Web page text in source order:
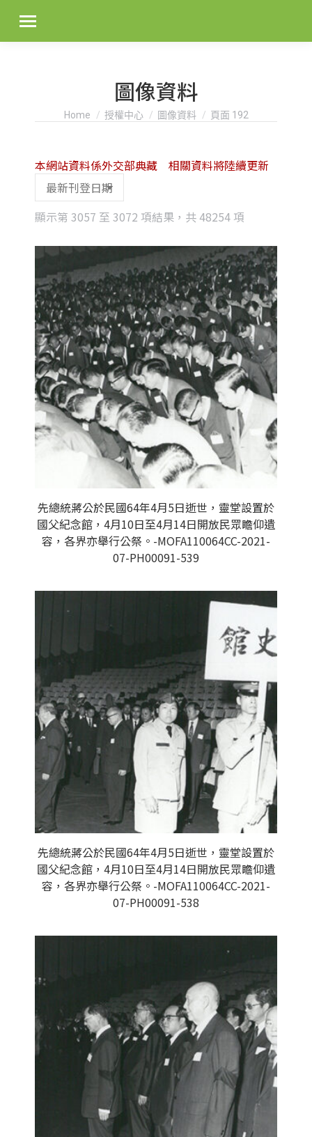
圖像資料
You are here:
Home 授權中心 圖像資料 頁面 192
顯示第 3057 至 3072 項結果，共 48254 項
latest
本網站資料係外交部典藏 相關資料將陸續更新
先總統蔣公於民國64年4月5日逝世，靈堂設置於
國父紀念館，4月10日至4月14日開放民眾瞻仰遺
容，各界亦舉行公祭。-MOFA110064CC-2021-
07-PH00091-539
先總統蔣公於民國64年4月5日逝世，靈堂設置於
國父紀念館，4月10日至4月14日開放民眾瞻仰遺
容，各界亦舉行公祭。-MOFA110064CC-2021-
07-PH00091-538